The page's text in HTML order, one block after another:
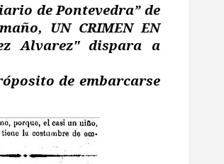
de Pontevedra” de
UN CRIMEN EN
Alvarez" dispara a
de embarcarse